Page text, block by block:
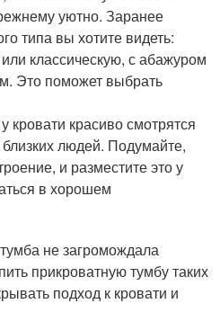
уютно. Заранее
типа вы хотите видеть:
классическую, с абажуром
Это поможет выбрать
красиво смотрятся
людей. Подумайте,
и разместите это у
в хорошем
не загромождала
прикроватную тумбу таких
подход к кровати и